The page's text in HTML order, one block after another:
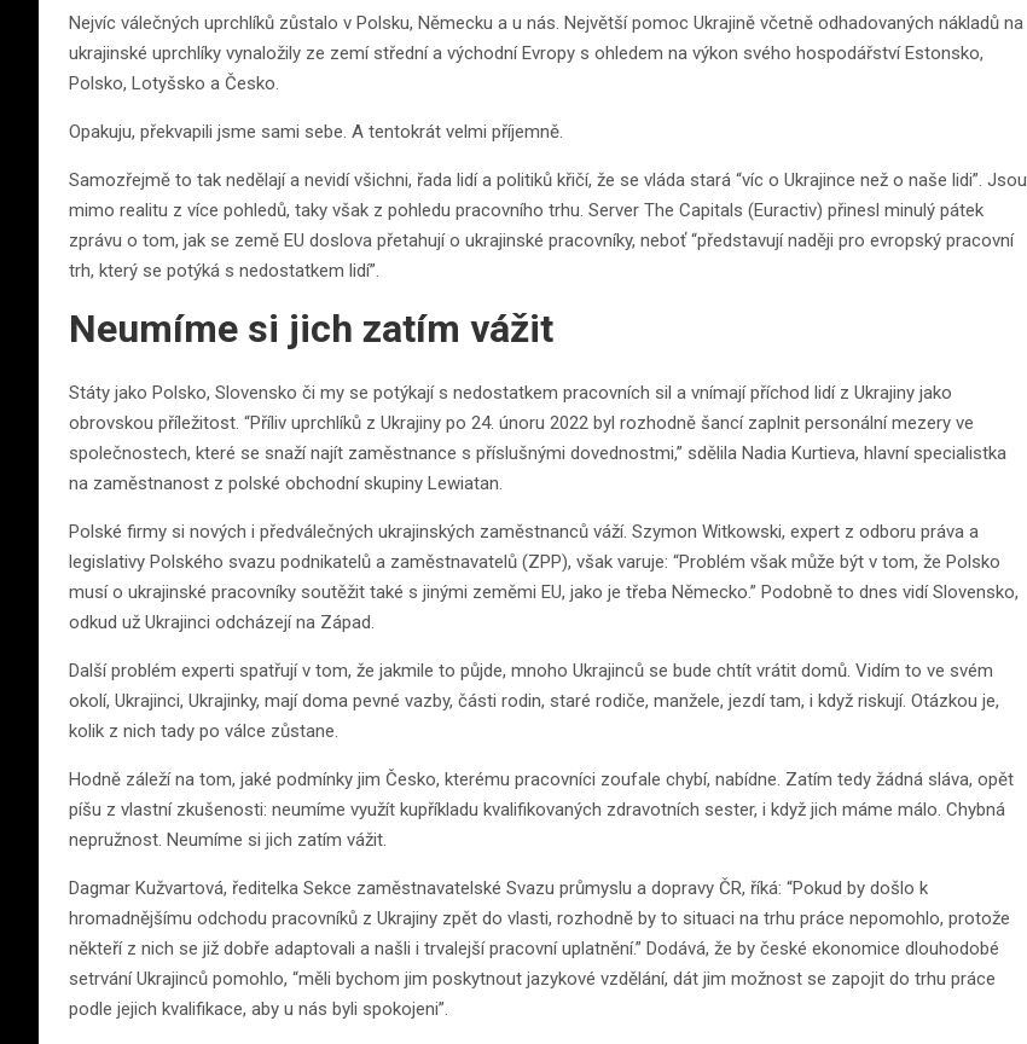
Nejvíc válečných uprchlíků zůstalo v Polsku, Německu a u nás. Největší pomoc Ukrajině včetně odhadovaných nákladů na
ukrajinské uprchlíky vynaložily ze zemí střední a východní Evropy s ohledem na výkon svého hospodářství Estonsko,
Polsko, Lotyšsko a Česko.
Opakuju, překvapili jsme sami sebe. A tentokrát velmi příjemně.
Samozřejmě to tak nedělají a nevidí všichni, řada lidí a politiků křičí, že se vláda stará “víc o Ukrajince než o naše lidi”. Jsou
mimo realitu z více pohledů, taky však z pohledu pracovního trhu. Server The Capitals (Euractiv) přinesl minulý pátek
zprávu o tom, jak se země EU doslova přetahují o ukrajinské pracovníky, neboť “představují naději pro evropský pracovní
trh, který se potýká s nedostatkem lidí”.
Neumíme si jich zatím vážit
Státy jako Polsko, Slovensko či my se potýkají s nedostatkem pracovních sil a vnímají příchod lidí z Ukrajiny jako
obrovskou příležitost. “Příliv uprchlíků z Ukrajiny po 24. únoru 2022 byl rozhodně šancí zaplnit personální mezery ve
společnostech, které se snaží najít zaměstnance s příslušnými dovednostmi,” sdělila Nadia Kurtieva, hlavní specialistka
na zaměstnanost z polské obchodní skupiny Lewiatan.
Polské firmy si nových i předválečných ukrajinských zaměstnanců váží. Szymon Witkowski, expert z odboru práva a
legislativy Polského svazu podnikatelů a zaměstnavatelů (ZPP), však varuje: “Problém však může být v tom, že Polsko
musí o ukrajinské pracovníky soutěžit také s jinými zeměmi EU, jako je třeba Německo.” Podobně to dnes vidí Slovensko,
odkud už Ukrajinci odcházejí na Západ.
Další problém experti spatřují v tom, že jakmile to půjde, mnoho Ukrajinců se bude chtít vrátit domů. Vidím to ve svém
okolí, Ukrajinci, Ukrajinky, mají doma pevné vazby, části rodin, staré rodiče, manžele, jezdí tam, i když riskují. Otázkou je,
kolik z nich tady po válce zůstane.
Hodně záleží na tom, jaké podmínky jim Česko, kterému pracovníci zoufale chybí, nabídne. Zatím tedy žádná sláva, opět
píšu z vlastní zkušenosti: neumíme využít kupříkladu kvalifikovaných zdravotních sester, i když jich máme málo. Chybná
nepružnost. Neumíme si jich zatím vážit.
Dagmar Kužvartová, ředitelka Sekce zaměstnavatelské Svazu průmyslu a dopravy ČR, říká: “Pokud by došlo k
hromadnějšímu odchodu pracovníků z Ukrajiny zpět do vlasti, rozhodně by to situaci na trhu práce nepomohlo, protože
někteří z nich se již dobře adaptovali a našli i trvalejší pracovní uplatnění.” Dodává, že by české ekonomice dlouhodobé
setrvání Ukrajinců pomohlo, “měli bychom jim poskytnout jazykové vzdělání, dát jim možnost se zapojit do trhu práce
podle jejich kvalifikace, aby u nás byli spokojeni”.